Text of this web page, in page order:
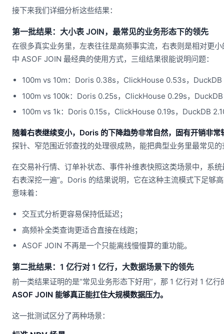
接下来我们详细分析这些结果：
第一批结果：大小表 JOIN，最常见的业务形态下的领先
在很多真实业务里，左表往往是高频事实流，右表则是相对更
中 ASOF JOIN 最经典的使用方式，三组结果很能说明问题：
100m vs 10m：Doris 0.38s，ClickHouse 0.53s，DuckDB
100m vs 100k：Doris 0.25s，ClickHouse 0.29s，DuckDB
100m vs 1k：Doris 0.15s，ClickHouse 0.19s，DuckDB
随着右表继续变小，Doris 的下降趋势非常自然，固有开销非常
探针、窄范围近邻查找的处理很成熟，能把典型业务里最常见
在交易补行情、订单补状态、事件补维表快照这类场景中，系
右表深挖一遍”。Doris 的结果说明，它在这种主流模式下足够
意味着：
交互式分析更容易保持低延迟；
高频补全类查询更适合直接在线跑；
ASOF JOIN 不再是一个只能离线慢慢算的重功能。
第二批结果：1 亿行对 1 亿行，大数据场景下的领先
前一类结果证明的是“常见业务形态下好用”，那 1 亿行对 1 亿行
ASOF JOIN 能够真正能扛住大规模数据压力。
这一批测试区分了两种场景：